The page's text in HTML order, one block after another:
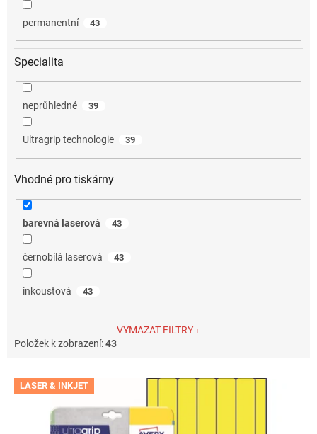
permanentní 43
Specialita
neprůhledné 39
Ultragrip technologie 39
Vhodné pro tiskárny
barevná laserová 43
černobílá laserová 43
inkoustová 43
VYMAZAT FILTRY
Položek k zobrazení:43
V LASER & INKJET